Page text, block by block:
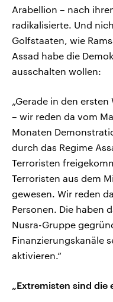
Arabellion – nach
radikalisierte. Und
Golfstaaten, wie
Assad habe die
ausschalten wollen:
„Gerade in den
– wir reden da vom
Monaten
durch das Regime
Terroristen
Terroristen aus dem
gewesen. Wir reden
Personen. Die haben
Nusra-Gruppe
Finanzierungskanäle
aktivieren.“
„Extremisten sind die